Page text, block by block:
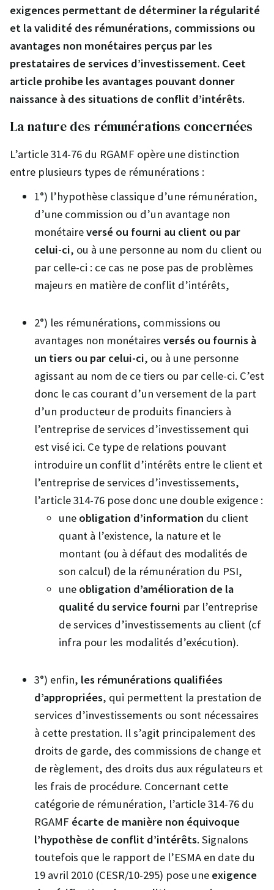
exigences permettant de déterminer la régularité
et la validité des rémunérations, commissions ou
avantages non monétaires perçus par les
prestataires de services d’investissement. Ceet
article prohibe les avantages pouvant donner
naissance à des situations de conflit d’intérêts.
La nature des rémunérations concernées
L’article 314-76 du RGAMF opère une distinction
entre plusieurs types de rémunérations :
1°) l’hypothèse classique d’une rémunération,
d’une commission ou d’un avantage non
monétaireversé ou fourni au client ou par
celui-ci, ou à une personne au nom du client ou
par celle-ci : ce cas ne pose pas de problèmes
majeurs en matière de conflit d’intérêts,
2°) les rémunérations, commissions ou
avantages non monétaires versés ou fournis à
un tiers ou par celui-ci, ou à une personne
agissant au nom de ce tiers ou par celle-ci. C’est
donc le cas courant d’un versement de la part
d’un producteur de produits financiers à
l’entreprise de services d’investissement qui
est visé ici. Ce type de relations pouvant
introduire un conflit d’intérêts entre le client et
l’entreprise de services d’investissements,
l’article 314-76 pose donc une double exigence :
une obligation d’information du client
quant à l’existence, la nature et le
montant (ou à défaut des modalités de
son calcul) de la rémunération du PSI,
une obligation d’amélioration de la
qualité du service fourni par l’entreprise
de services d’investissements au client (cf
infra pour les modalités d’exécution).
3°) enfin, les rémunérations qualifiées
d’appropriées, qui permettent la prestation de
services d’investissements ou sont nécessaires
à cette prestation. Il s’agit principalement des
droits de garde, des commissions de change et
de règlement, des droits dus aux régulateurs et
les frais de procédure. Concernant cette
catégorie de rémunération, l’article 314-76 du
RGAMF écarte de manière non équivoque
l’hypothèse de conflit d’intérêts. Signalons
toutefois que le rapport de l’ESMA en date du
19 avril 2010 (CESR/10-295) pose une exigence